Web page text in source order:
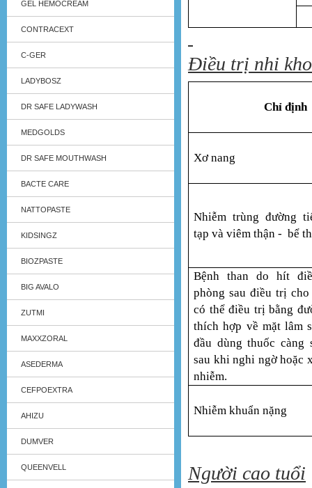
GEL HEMOCREAM
CONTRACEXT
C-GER
LADYBOSZ
DR SAFE LADYWASH
MEDGOLDS
DR SAFE MOUTHWASH
BACTE CARE
NATTOPASTE
KIDSINGZ
BIOZPASTE
BIG AVALO
ZUTMI
MAXXZORAL
ASEDERMA
CEFPOEXTRA
AHIZU
DUMVER
QUEENVELL
Điều trị nhi
Chỉ định
Xơ nang
Nhiễm trùng đường
tạp và viêm thận - bể
Bệnh than do hít
phòng sau điều trị
có thể điều trị bằng
thích hợp về mặt lâm
đầu dùng thuốc càng
sau khi nghi ngờ hoặc
nhiễm.
Nhiễm khuẩn nặng
Người cao tuổi